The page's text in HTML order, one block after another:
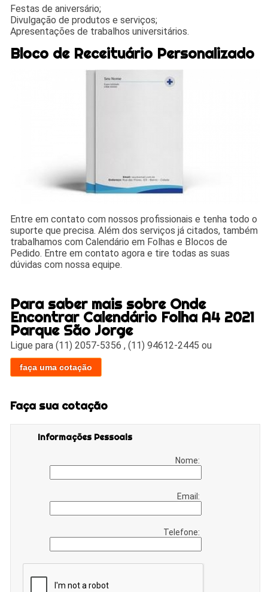
Festas de aniversário;
Divulgação de produtos e serviços;
Apresentações de trabalhos universitários.
Bloco de Receituário Personalizado
Entre em contato com nossos profissionais e tenha todo o
suporte que precisa. Além dos serviços já citados, também
trabalhamos com Calendário em Folhas e Blocos de
Pedido. Entre em contato agora e tire todas as suas
dúvidas com nossa equipe.
Para saber mais sobre Onde
Encontrar Calendário Folha A4 2021
Parque São Jorge
Ligue para(11) 2057-5356 ,(11) 94612-2445 ou
faça uma cotação
Faça sua cotação
Informações Pessoais
Nome:
Email:
Telefone: